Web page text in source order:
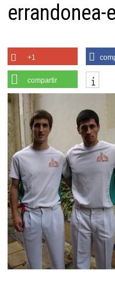
errandonea-
+1
compartir